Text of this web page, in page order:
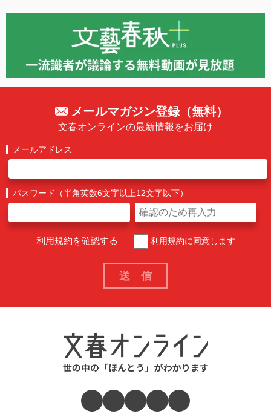
メールマガジン登録（無料）
文春オンラインの最新情報をお届け
メールアドレス
パスワード（半角英数6文字以上12文字以下）
利用規約を確認する 利用規約に同意します